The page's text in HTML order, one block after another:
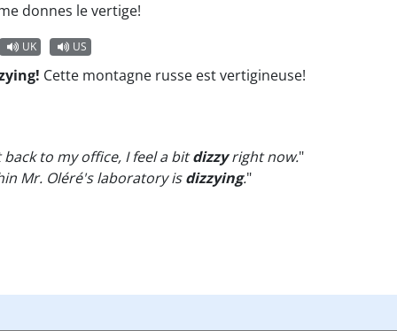
donnes le vertige!
UK US
Cette montagne russe est vertigineuse!
to my office, I feel a bitdizzyright now."
Mr. Oléré's laboratory isdizzying."